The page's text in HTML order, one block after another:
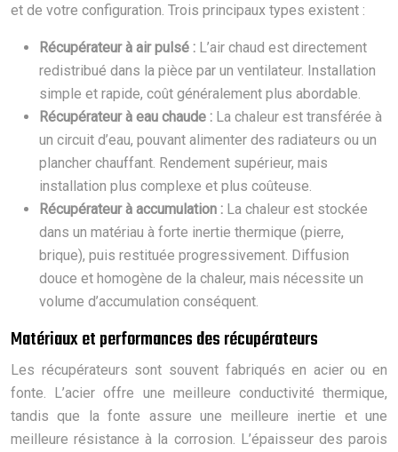
et de votre configuration. Trois principaux types existent :
Récupérateur à air pulsé : L’air chaud est directement
redistribué dans la pièce par un ventilateur. Installation
simple et rapide, coût généralement plus abordable.
Récupérateur à eau chaude : La chaleur est transférée à
un circuit d’eau, pouvant alimenter des radiateurs ou un
plancher chauffant. Rendement supérieur, mais
installation plus complexe et plus coûteuse.
Récupérateur à accumulation : La chaleur est stockée
dans un matériau à forte inertie thermique (pierre,
brique), puis restituée progressivement. Diffusion
douce et homogène de la chaleur, mais nécessite un
volume d’accumulation conséquent.
Matériaux et performances des récupérateurs
Les récupérateurs sont souvent fabriqués en acier ou en
fonte. L’acier offre une meilleure conductivité thermique,
tandis que la fonte assure une meilleure inertie et une
meilleure résistance à la corrosion. L’épaisseur des parois